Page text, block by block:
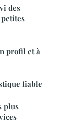
des
profil et à
fiable
plus